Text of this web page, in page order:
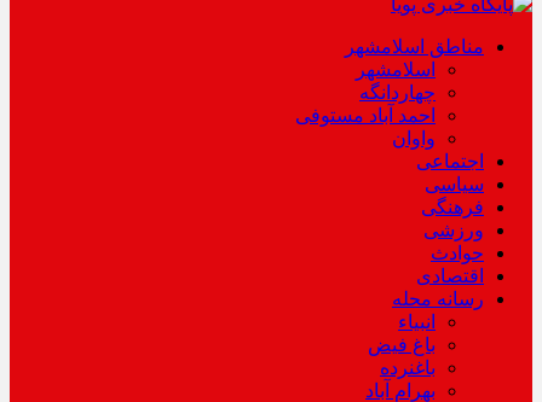
مناطق اسلامشهر
اسلامشهر
چهاردانگه
احمد آباد مستوفی
واوان
اجتماعی
سیاسی
فرهنگی
ورزشی
حوادث
اقتصادی
رسانه محله
انبیاء
باغ فیض
باغنرده
بهرام آباد